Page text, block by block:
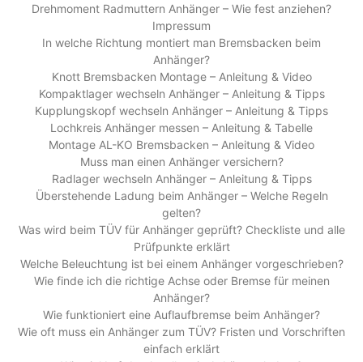
Drehmoment Radmuttern Anhänger – Wie fest anziehen?
Impressum
In welche Richtung montiert man Bremsbacken beim
Anhänger?
Knott Bremsbacken Montage – Anleitung & Video
Kompaktlager wechseln Anhänger – Anleitung & Tipps
Kupplungskopf wechseln Anhänger – Anleitung & Tipps
Lochkreis Anhänger messen – Anleitung & Tabelle
Montage AL-KO Bremsbacken – Anleitung & Video
Muss man einen Anhänger versichern?
Radlager wechseln Anhänger – Anleitung & Tipps
Überstehende Ladung beim Anhänger – Welche Regeln
gelten?
Was wird beim TÜV für Anhänger geprüft? Checkliste und alle
Prüfpunkte erklärt
Welche Beleuchtung ist bei einem Anhänger vorgeschrieben?
Wie finde ich die richtige Achse oder Bremse für meinen
Anhänger?
Wie funktioniert eine Auflaufbremse beim Anhänger?
Wie oft muss ein Anhänger zum TÜV? Fristen und Vorschriften
einfach erklärt